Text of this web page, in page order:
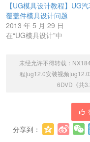
【UG模具设计教程】UG
覆盖件模具设计问题
2013 年 5 月 29 日
在“UG模具设计”中
未经允许不得转载：
程|ug12.0安装视频
6DVD《共
分享到：